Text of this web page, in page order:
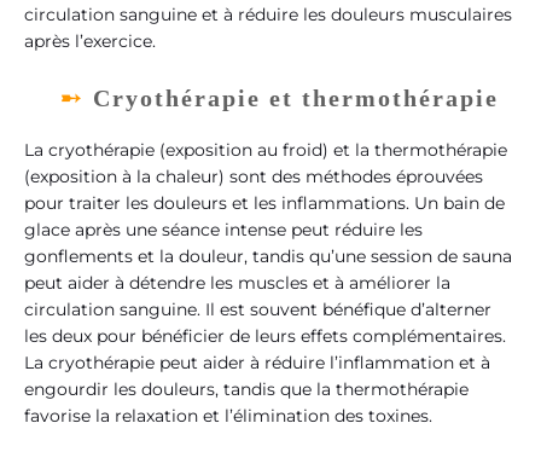
circulation sanguine et à réduire les douleurs musculaires
après l’exercice.
Cryothérapie et thermothérapie
La cryothérapie (exposition au froid) et la thermothérapie
(exposition à la chaleur) sont des méthodes éprouvées
pour traiter les douleurs et les inflammations. Un bain de
glace après une séance intense peut réduire les
gonflements et la douleur, tandis qu’une session de sauna
peut aider à détendre les muscles et à améliorer la
circulation sanguine. Il est souvent bénéfique d’alterner
les deux pour bénéficier de leurs effets complémentaires.
La cryothérapie peut aider à réduire l’inflammation et à
engourdir les douleurs, tandis que la thermothérapie
favorise la relaxation et l’élimination des toxines.